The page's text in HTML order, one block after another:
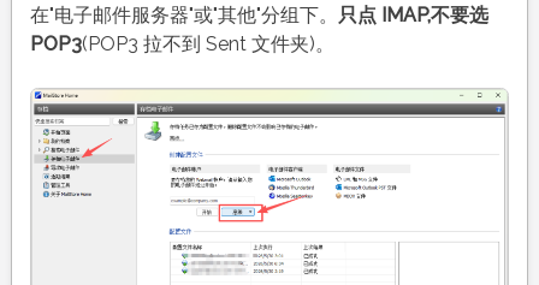
在"电子邮件服务器"或"其他"分组下。 只点 IMAP,不要选
POP3(POP3 拉不到 Sent 文件夹)。